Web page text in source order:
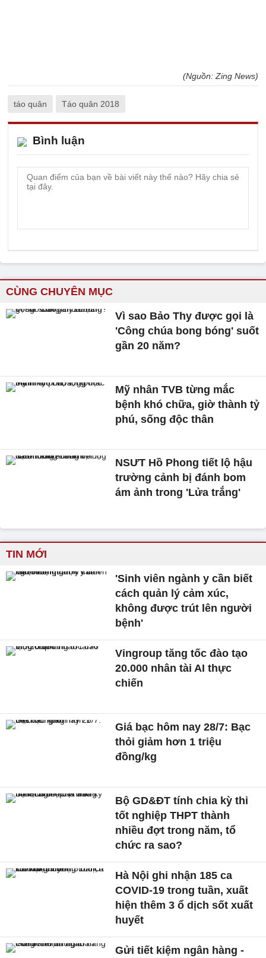
(Nguồn: Zing News)
táo quân Táo quân 2018
Bình luận
CÙNG CHUYÊN MỤC
Vì sao Bảo Thy được gọi là
'Công chúa bong bóng' suốt
gần 20 năm?
Mỹ nhân TVB từng mắc
bệnh khó chữa, giờ thành tỷ
phú, sống độc thân
NSƯT Hồ Phong tiết lộ hậu
trường cảnh bị đánh bom
ám ảnh trong 'Lửa trắng'
TIN MỚI
'Sinh viên ngành y cần biết
cách quản lý cảm xúc,
không được trút lên người
bệnh'
Vingroup tăng tốc đào tạo
20.000 nhân tài AI thực
chiến
Giá bạc hôm nay 28/7: Bạc
thỏi giảm hơn 1 triệu
đồng/kg
Bộ GD&ĐT tính chia kỳ thi
tốt nghiệp THPT thành
nhiều đợt trong năm, tổ
chức ra sao?
Hà Nội ghi nhận 185 ca
COVID-19 trong tuần, xuất
hiện thêm 3 ổ dịch sốt xuất
huyết
Gửi tiết kiệm ngân hàng -